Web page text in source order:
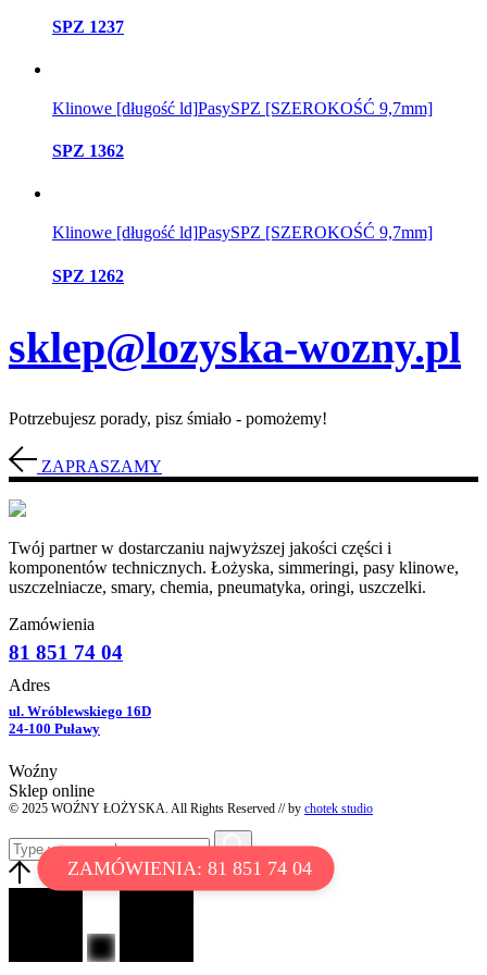
ZAMÓWIENIA: 81 851 74 04
SPZ 1237
Klinowe [długość ld]PasySPZ [SZEROKOŚĆ 9,7mm]
SPZ 1362
Klinowe [długość ld]PasySPZ [SZEROKOŚĆ 9,7mm]
SPZ 1262
sklep@lozyska-wozny.pl
Potrzebujesz porady, pisz śmiało - pomożemy!
ZAPRASZAMY
Twój partner w dostarczaniu najwyższej jakości części i
komponentów technicznych. Łożyska, simmeringi, pasy klinowe,
uszczelniacze, smary, chemia, pneumatyka, oringi, uszczelki.
Zamówienia
81 851 74 04
Adres
ul. Wróblewskiego 16D
24-100 Puławy
Woźny
Sklep online
© 2025 WOŹNY ŁOŻYSKA. All Rights Reserved // by chotek studio